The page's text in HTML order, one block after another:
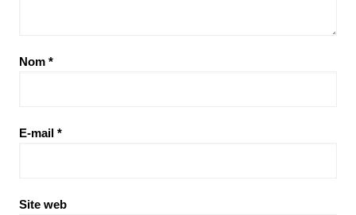
Nom *
E-mail *
Site web